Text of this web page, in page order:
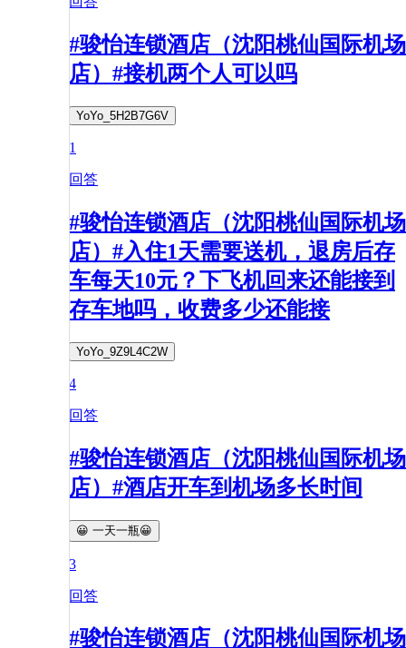
#骏怡连锁酒店（沈阳桃仙国际机场
店）#接机两个人可以吗
YoYo_5H2B7G6V
1
回答
#骏怡连锁酒店（沈阳桃仙国际机场
店）#入住1天需要送机，退房后存
车每天10元？下飞机回来还能接到
存车地吗，收费多少还能接
YoYo_9Z9L4C2W
4
回答
#骏怡连锁酒店（沈阳桃仙国际机场
店）#酒店开车到机场多长时间
😀 一天一瓶😀
3
回答
#骏怡连锁酒店（沈阳桃仙国际机场